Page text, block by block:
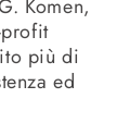
Komen,
più di
ed